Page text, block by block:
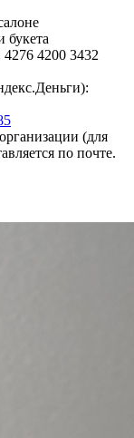
букета
4200 3432
(для
по почте.